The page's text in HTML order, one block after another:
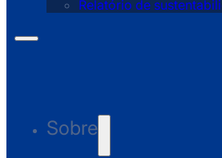
Relatório de
Sobre